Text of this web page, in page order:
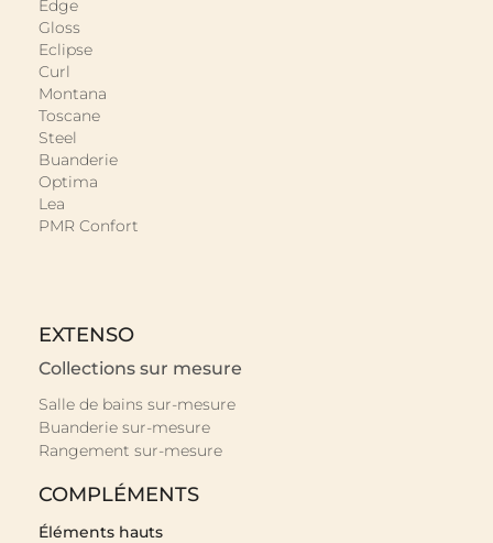
Edge
Gloss
Eclipse
Curl
Montana
Toscane
Steel
Buanderie
Optima
Lea
PMR Confort
EXTENSO
Collections sur mesure
Salle de bains sur-mesure
Buanderie sur-mesure
Rangement sur-mesure
COMPLÉMENTS
Éléments hauts